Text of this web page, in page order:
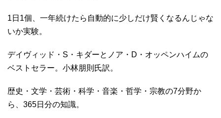
1日1個、一年続けたら自動的に少しだけ賢くなるんじゃな
いか実験。
デイヴィッド・S・キダーとノア・D・オッペンハイムの
ベストセラー。小林朋則氏訳。
歴史・文学・芸術・科学・音楽・哲学・宗教の7分野か
ら、365日分の知識。